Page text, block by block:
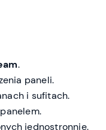
.
paneli.
i sufitach.
jednostronnie.